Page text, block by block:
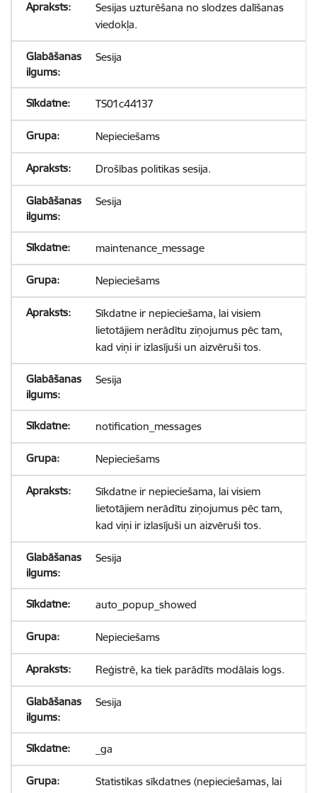
Sesijas uzturēšana no slodzes dalīšanas
viedokļa.
Sesija
TS01c44137
Nepieciešams
Drošības politikas sesija.
Sesija
maintenance_message
Nepieciešams
Sīkdatne ir nepieciešama, lai visiem
lietotājiem nerādītu ziņojumus pēc tam,
kad viņi ir izlasījuši un aizvēruši tos.
Sesija
notification_messages
Nepieciešams
Sīkdatne ir nepieciešama, lai visiem
lietotājiem nerādītu ziņojumus pēc tam,
kad viņi ir izlasījuši un aizvēruši tos.
Sesija
auto_popup_showed
Nepieciešams
Reģistrē, ka tiek parādīts modālais logs.
Sesija
_ga
Statistikas sīkdatnes (nepieciešamas, lai